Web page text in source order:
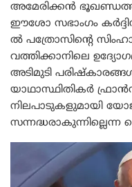
അമേരിക്കന്‍
ഈശോ സഭാംഗം
ല്‍ പത്രോസിന്‍റെ
വത്തിക്കാനിലെ
അടിമുടി
യാഥാസ്ഥിതികര്‍
നിലപാടുകളുമായി
സന്നദ്ധരാകുന്നില്ലെന്ന